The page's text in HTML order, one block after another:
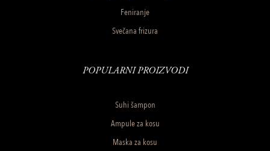
Feniranje
Svečana frizura
POPULARNI PROIZVODI
Suhi šampon
Ampule za kosu
Maska za kosu